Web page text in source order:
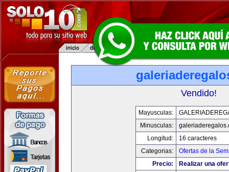
Vendido!
Mayusculas:
Minusculas:
Longitud:
16 caracteres
Categorias:
Ofertas de la
Precio:
Realizar una